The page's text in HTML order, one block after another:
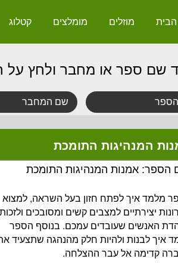
מוזלים מומלצים קטלוג
שם ספר או מחבר ולחץ על
המנהיגות התומכת
הספר: אמנות המנהיגות התומכת
מלמד איך לפתח חזון בעל השראה, למצוא
יצירתיים למצבים קשים ומסובכים ולזכות
האנשים שעובדים עמכם. בנוסף הספר
איך לבנות ולהיות חלק מהנהגה שתצעיד
קדימה אל עבר ההצלחה.